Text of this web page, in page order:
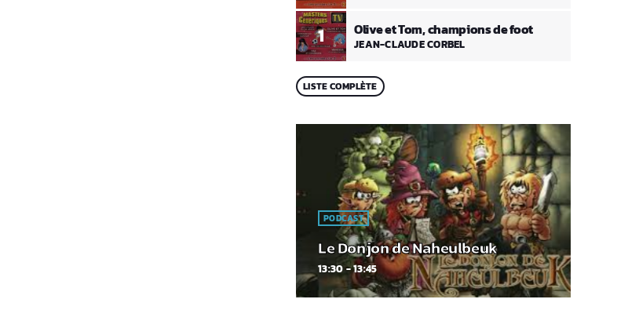
1 Olive et Tom, champions de foot
JEAN-CLAUDE CORBEL
LISTE COMPLÈTE
PODCAST
Le Donjon de Naheulbeuk
13:30 - 13:45